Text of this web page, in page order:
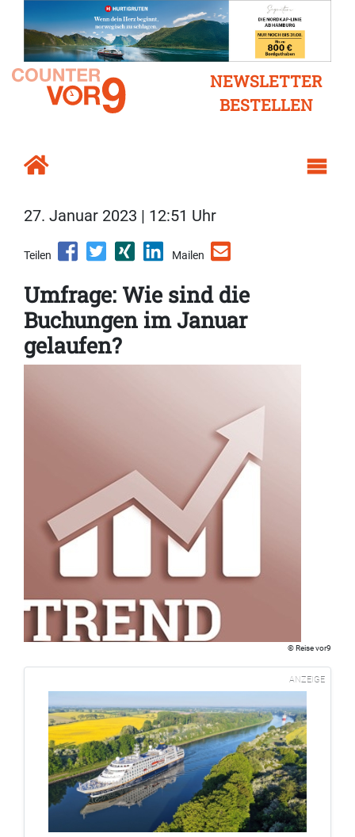
NEWSLETTER
BESTELLEN
27. Januar 2023 | 12:51 Uhr
Teilen Mailen
Umfrage: Wie sind die
Buchungen im Januar
gelaufen?
Reise vor9
ANZEIGE